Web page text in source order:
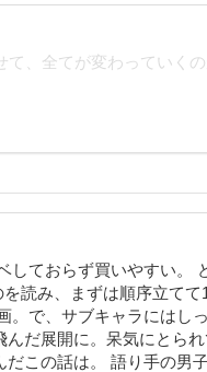
て、全てが変わっていく
しておらず買いやすい。
読み、まずは順序立てて
。で、サブキャラにはし
だ展開に。呆気にとら
この話は。 語り手の男